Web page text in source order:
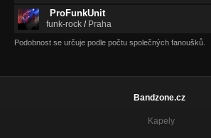
ProFunkUnit
funk-rock / Praha
Podobnost se určuje podle počtu společných fanoušků.
Bandzone.cz
Kapely